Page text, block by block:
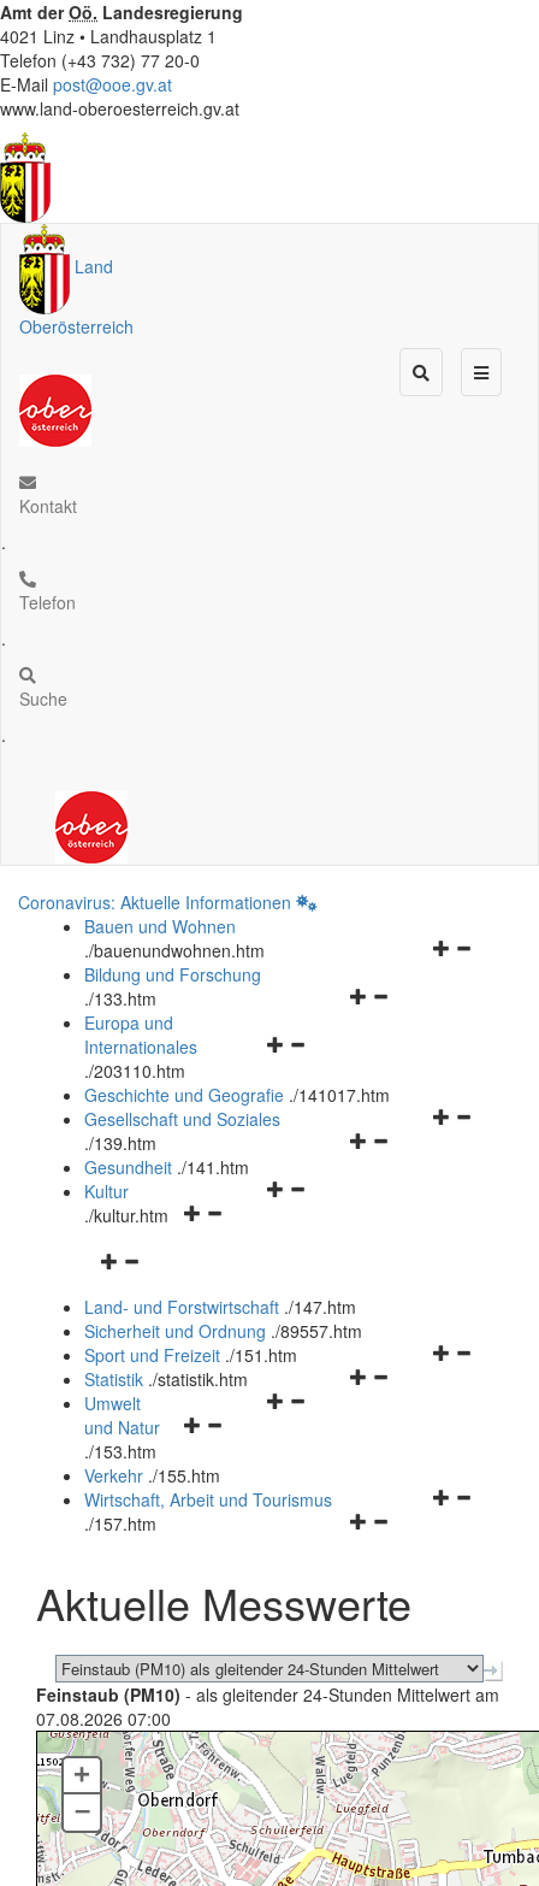
Amt derOö. Landesregierung
4021 Linz • Landhausplatz 1
Telefon (+43 732) 77 20-0
E-Mail post@ooe.gv.at
www.land-oberoesterreich.gv.at
Land
Oberösterreich
Kontakt
.
Telefon
.
Suche
.
Coronavirus: Aktuelle Informationen
Bauen und Wohnen
./bauenundwohnen.htm
Navigationsmenü
Bildung und Forschung
./133.htm
Navigationsmenü
und
schließen
Europa und
Internationales
./203110.htm
Geschichte und Geografie ./141017.htm
Navigationsmenü
Gesellschaft und Soziales
./139.htm
Navigationsmenü
Gesundheit ./141.htm
Navigationsmenü
Kultur
./kultur.htm
Navigationsmenü
und
schließen
Land- und Forstwirtschaft ./147.htm
Sicherheit und Ordnung ./89557.htm
Navigationsmenü
Sport und Freizeit ./151.htm
Navigationsmenü
Statistik ./statistik.htm
Navigationsmenü
und
schließen
Umwelt
und Natur
./153.htm
Verkehr ./155.htm
Navigationsmenü
schließen
Wirtschaft, Arbeit und Tourismus
./157.htm
Aktuelle Messwerte
Feinstaub (PM10) - als gleitender 24-Stunden Mittelwert am
07.08.2026 07:00
+
–